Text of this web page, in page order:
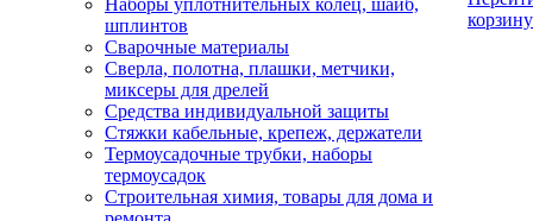
Наборы уплотнительных колец, шайб,
шплинтов
Сварочные материалы
Сверла, полотна, плашки, метчики,
миксеры для дрелей
Средства индивидуальной защиты
Стяжки кабельные, крепеж, держатели
Термоусадочные трубки, наборы
термоусадок
Строительная химия, товары для дома и
корзину